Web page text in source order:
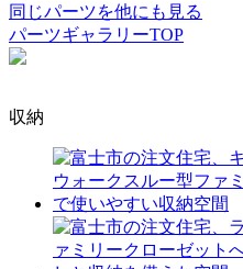
同じパーツを他にも見る
パーツギャラリーTOP
収納